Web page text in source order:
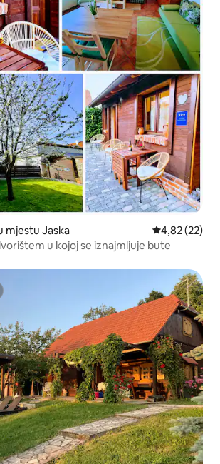
mjestu Jaska prosječna
4,82 (22)
u kojoj se iznajmljuje bute